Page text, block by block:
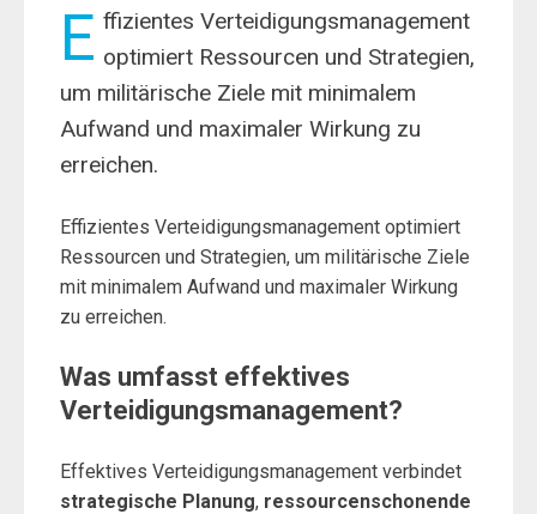
E ffizientes Verteidigungsmanagement
optimiert Ressourcen und Strategien,
um militärische Ziele mit minimalem
Aufwand und maximaler Wirkung zu
erreichen.
Effizientes Verteidigungsmanagement optimiert
Ressourcen und Strategien, um militärische Ziele
mit minimalem Aufwand und maximaler Wirkung
zu erreichen.
Was umfasst effektives
Verteidigungsmanagement?
Effektives Verteidigungsmanagement verbindet
strategische Planung, ressourcenschonende